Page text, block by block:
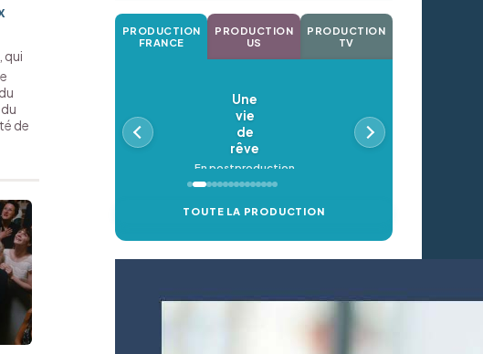
qui
de
PRODUCTION
FRANCE
PRODUCTION
US
PRODUCTION
TV
Une
rêve
En postproduction
TOUTE LA PRODUCTION